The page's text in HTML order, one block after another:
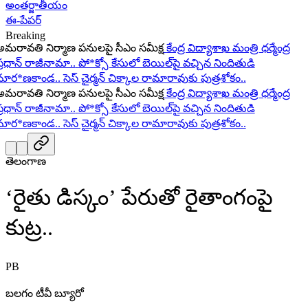
అంతర్జాతీయం
ఈ-పేపర్
Breaking
నిర్మాణ పనులపై సీఎం సమీక్ష కేంద్ర విద్యాశాఖ మంత్రి ధర్మేంద్ర
రాజీనామా.. పో*క్సో కేసులో బెయిల్‌పై వచ్చిన నిందితుడి
సెస్ చైర్మన్ చిక్కాల రామారావుకు పుత్రశోకం..
నిర్మాణ పనులపై సీఎం సమీక్ష కేంద్ర విద్యాశాఖ మంత్రి ధర్మేంద్ర
రాజీనామా.. పో*క్సో కేసులో బెయిల్‌పై వచ్చిన నిందితుడి
సెస్ చైర్మన్ చిక్కాల రామారావుకు పుత్రశోకం..
తెలంగాణ
‘రైతు డిస్కం’ పేరుతో రైతాంగంపై
కుట్ర..
PB
బలగం టీవీ బ్యూరో